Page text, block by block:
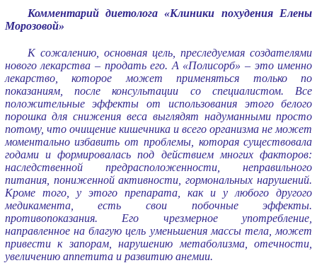
Комментарий диетолога «Клиники похудения Елены
Морозовой»
К сожалению, основная цель, преследуемая создателями
нового лекарства – продать его. А «Полисорб» – это именно
лекарство, которое может применяться только по
показаниям, после консультации со специалистом. Все
положительные эффекты от использования этого белого
порошка для снижения веса выглядят надуманными просто
потому, что очищение кишечника и всего организма не может
моментально избавить от проблемы, которая существовала
годами и формировалась под действием многих факторов:
наследственной предрасположенности, неправильного
питания, пониженной активности, гормональных нарушений.
Кроме того, у этого препарата, как и у любого другого
медикамента, есть свои побочные эффекты.
противопоказания. Его чрезмерное употребление,
направленное на благую цель уменьшения массы тела, может
привести к запорам, нарушению метаболизма, отечности,
увеличению аппетита и развитию анемии.